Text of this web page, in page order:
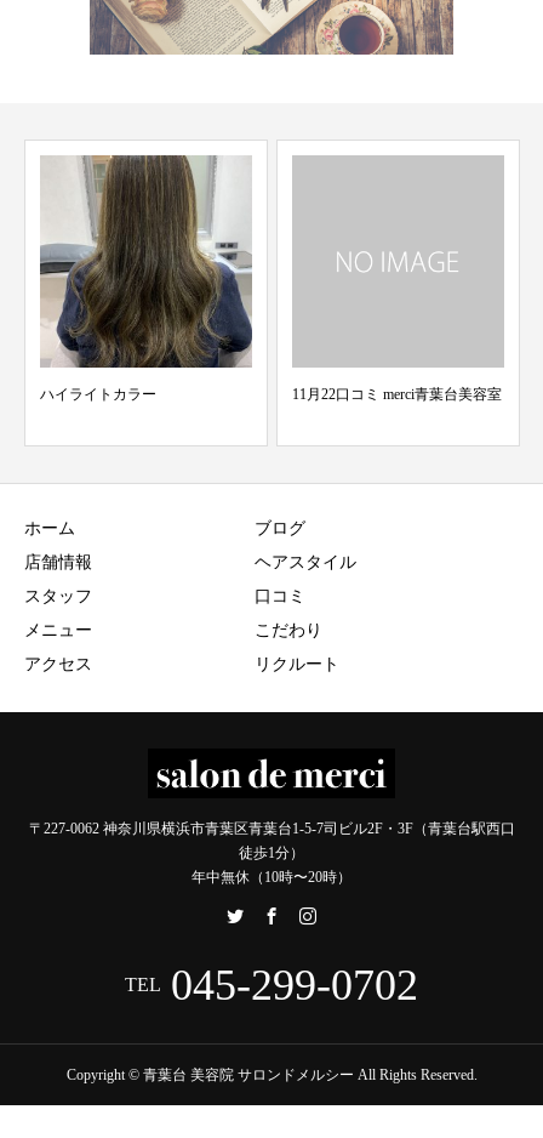
11月22口コミ merci青葉台美容室 new sign
ホーム
店舗情報
スタッフ
メニュー
アクセス
ブログ
ヘアスタイル
口コミ
こだわり
リクルート
〒227-0062 神奈川県横浜市青葉区青葉台1-5-7司ビル2F・3F（青葉台駅西口
徒歩1分）
年中無休（10時〜20時）
TEL 045-299-0702
Copyright © 青葉台 美容院 サロンドメルシー All Rights Reserved.